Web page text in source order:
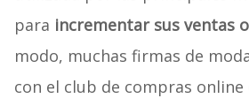
para incrementar sus ventas
modo, muchas firmas de
con el club de compras online